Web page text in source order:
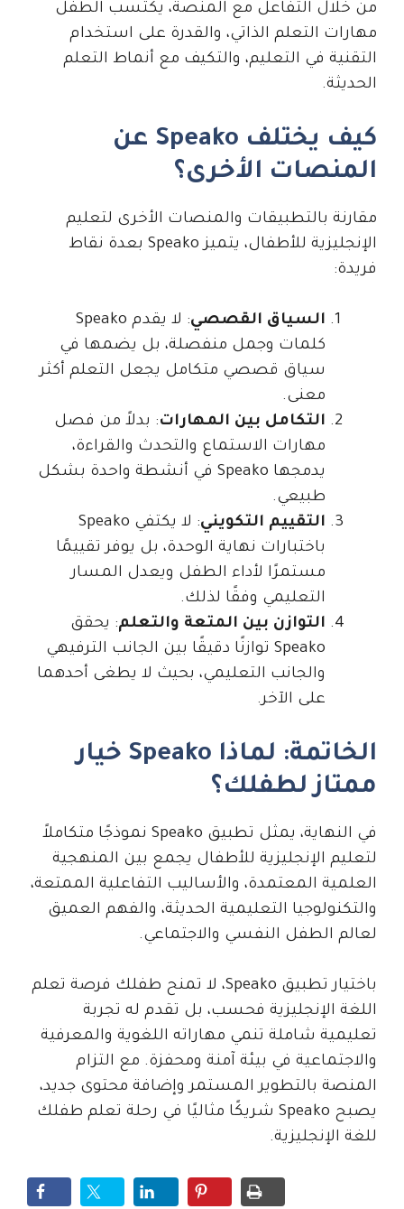
من خلال التفاعل مع المنصة، يكتسب الطفل
مهارات التعلم الذاتي، والقدرة على استخدام
التقنية في التعليم، والتكيف مع أنماط التعلم
الحديثة.
كيف يختلف Speako عن
المنصات الأخرى؟
مقارنة بالتطبيقات والمنصات الأخرى لتعليم
الإنجليزية للأطفال، يتميز Speako بعدة نقاط
فريدة:
السياق القصصي
: لا يقدم Speako
كلمات وجمل منفصلة، بل يضمها في
سياق قصصي متكامل يجعل التعلم أكثر
معنى.
التكامل بين المهارات: بدلاً من فصل
مهارات الاستماع والتحدث والقراءة،
يدمجها Speako في أنشطة واحدة بشكل
طبيعي.
التقييم التكويني
: لا يكتفي Speako
باختبارات نهاية الوحدة، بل يوفر تقييمًا
مستمرًا لأداء الطفل ويعدل المسار
التعليمي وفقًا لذلك.
التوازن بين المتعة والتعلم: يحقق
Speako توازنًا دقيقًا بين الجانب الترفيهي
والجانب التعليمي، بحيث لا يطغى أحدهما
على الآخر.
الخاتمة: لماذا Speako خيار
ممتاز لطفلك؟
في النهاية، يمثل تطبيق Speako نموذجًا متكاملاً
لتعليم الإنجليزية للأطفال يجمع بين المنهجية
العلمية المعتمدة، والأساليب التفاعلية الممتعة،
والتكنولوجيا التعليمية الحديثة، والفهم العميق
لعالم الطفل النفسي والاجتماعي.
باختيار تطبيق Speako، لا تمنح طفلك فرصة تعلم
اللغة الإنجليزية فحسب، بل تقدم له تجربة
تعليمية شاملة تنمي مهاراته اللغوية والمعرفية
والاجتماعية في بيئة آمنة ومحفزة. مع التزام
المنصة بالتطوير المستمر وإضافة محتوى جديد،
يصبح Speako شريكًا مثاليًا في رحلة تعلم طفلك
للغة الإنجليزية.